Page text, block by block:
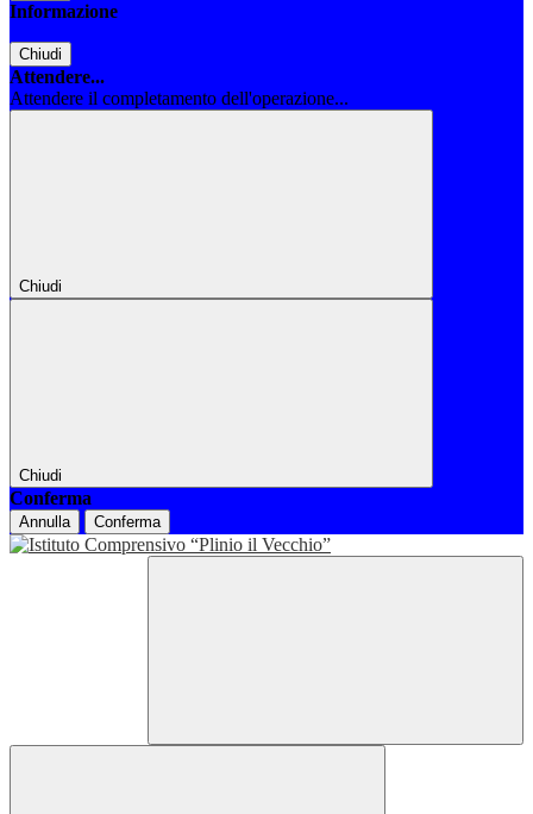
Informazione
Chiudi
Attendere...
Attendere il completamento dell'operazione...
Chiudi
Chiudi
Conferma
Annulla Conferma